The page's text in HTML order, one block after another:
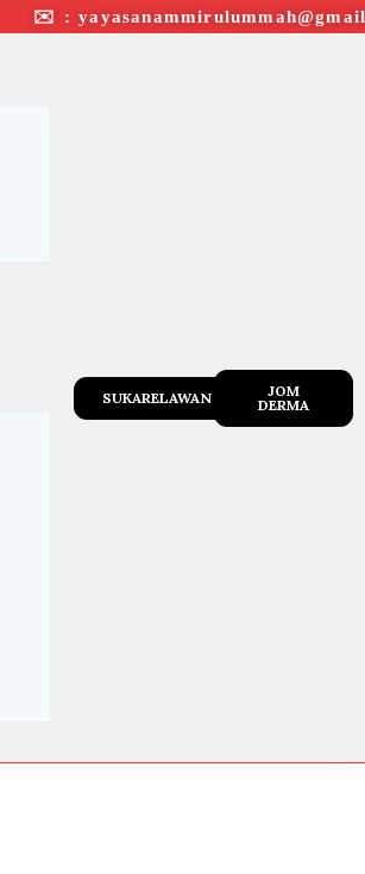
SUKARELAWAN
JOM
DERMA